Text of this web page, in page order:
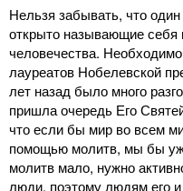
Нельзя забывать, что
открыто называющие
человечества.
лауреатов Нобелевской
лет назад было много
пришла очередь Его
что если бы мир во всем
помощью молитв, мы бы
молитв мало, нужно
люди, поэтому людям его